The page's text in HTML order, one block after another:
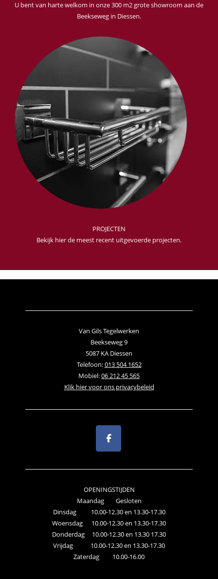
U bent van harte welkom in onze 300 m2 grote showroom aan de
Beekseweg in Diessen.
PROJECTEN
Bekijk hier de meest recent uitgevoerde projecten.
Van Gils Tegelwerken
Beekseweg 9
5087 KA Diessen
Telefoon:013 504 1652
Mobiel:06 212 45 565
Klik hier voor ons privacybeleid
OPENINGSTIJDEN
Maandag Gesloten
Dinsdag 10.00-12.30 en 13.30-17.30
Woensdag 10.00-12.30 en 13.30-17.30
Donderdag 10.00-12.30 en 13.30 17.30
Vrijdag 10.00-12.30 en 13.30-17.30
Zaterdag 10.00-16.00